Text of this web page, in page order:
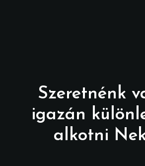
Szeretnénk
igazán
alkotni